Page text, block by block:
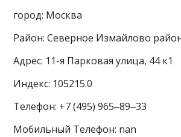
город: Москва
Район: Северное Измайлово
Адрес: 11-я Парковая улица, 44 к1
Индекс: 105215.0
Телефон: +7 (495) 965‒89‒33
Мобильный Телефон: nan